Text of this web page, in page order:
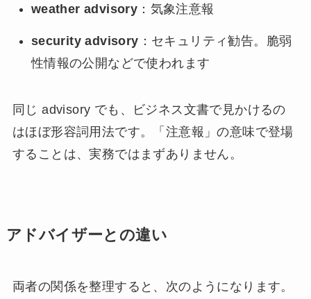
weather advisory ：気象注意報
security advisory ：セキュリティ勧告。脆弱
性情報の公開などで使われます
同じ advisory でも、ビジネス文書で見かけるの
はほぼ形容詞用法です。「注意報」の意味で登場
することは、実務ではまずありません。
アドバイザーとの違い
両者の関係を整理すると、次のようになります。